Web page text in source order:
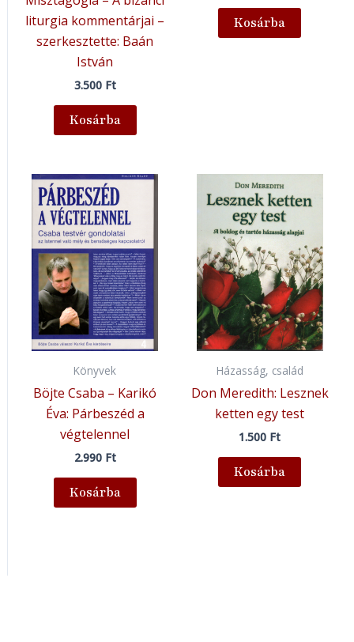
liturgia kommentárjai –
szerkesztette: Baán
István
3.500 Ft
Kosárba
Kosárba
Könyvek
Böjte Csaba – Karikó
Éva: Párbeszéd a
végtelennel
2.990 Ft
Kosárba
Házasság, család
Don Meredith: Lesznek
ketten egy test
1.500 Ft
Kosárba